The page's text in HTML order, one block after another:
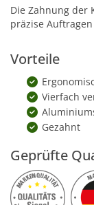
Die Zahnung der
präzise
Vorteile
Vierfach
Gezahnt
Geprüfte